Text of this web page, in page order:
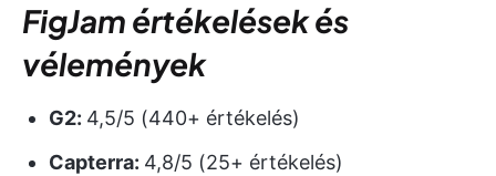
FigJam értékelések és
vélemények
G2: 4,5/5 (440+ értékelés)
Capterra: 4,8/5 (25+ értékelés)